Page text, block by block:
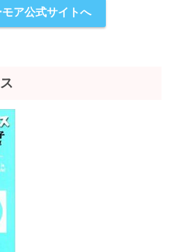
ア公式サイトへ